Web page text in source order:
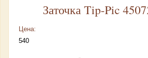
Заточка Tip-Pic
Цена:
540